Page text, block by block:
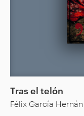
Tras el telón
Félix García Hernán